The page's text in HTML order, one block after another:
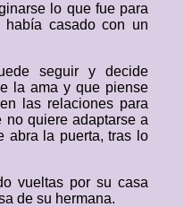
lo que fue para
casado con un
seguir y decide
la ama y que piense
las relaciones para
no quiere adaptarse a
abra la puerta, tras lo
vueltas por su casa
de su hermana.